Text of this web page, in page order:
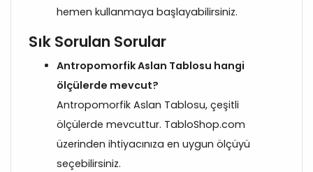
hemen kullanmaya başlayabilirsiniz.
Sık Sorulan Sorular
Antropomorfik Aslan Tablosu hangi
ölçülerde mevcut?
Antropomorfik Aslan Tablosu, çeşitli
ölçülerde mevcuttur. TabloShop.com
üzerinden ihtiyacınıza en uygun ölçüyü
seçebilirsiniz.